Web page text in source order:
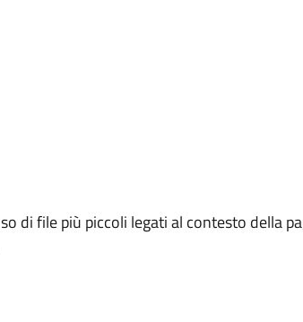
di file più piccoli legati al contesto della